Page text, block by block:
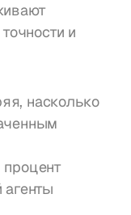
и
насколько